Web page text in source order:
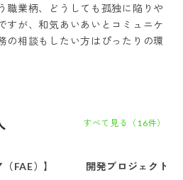
職業柄、どうしても孤独に陥りや
すが、和気あいあいとコミュニケ
の相談もしたい方はぴったりの環
すべて見る（ 16件）
FAE）】 開発プロジェクトマ